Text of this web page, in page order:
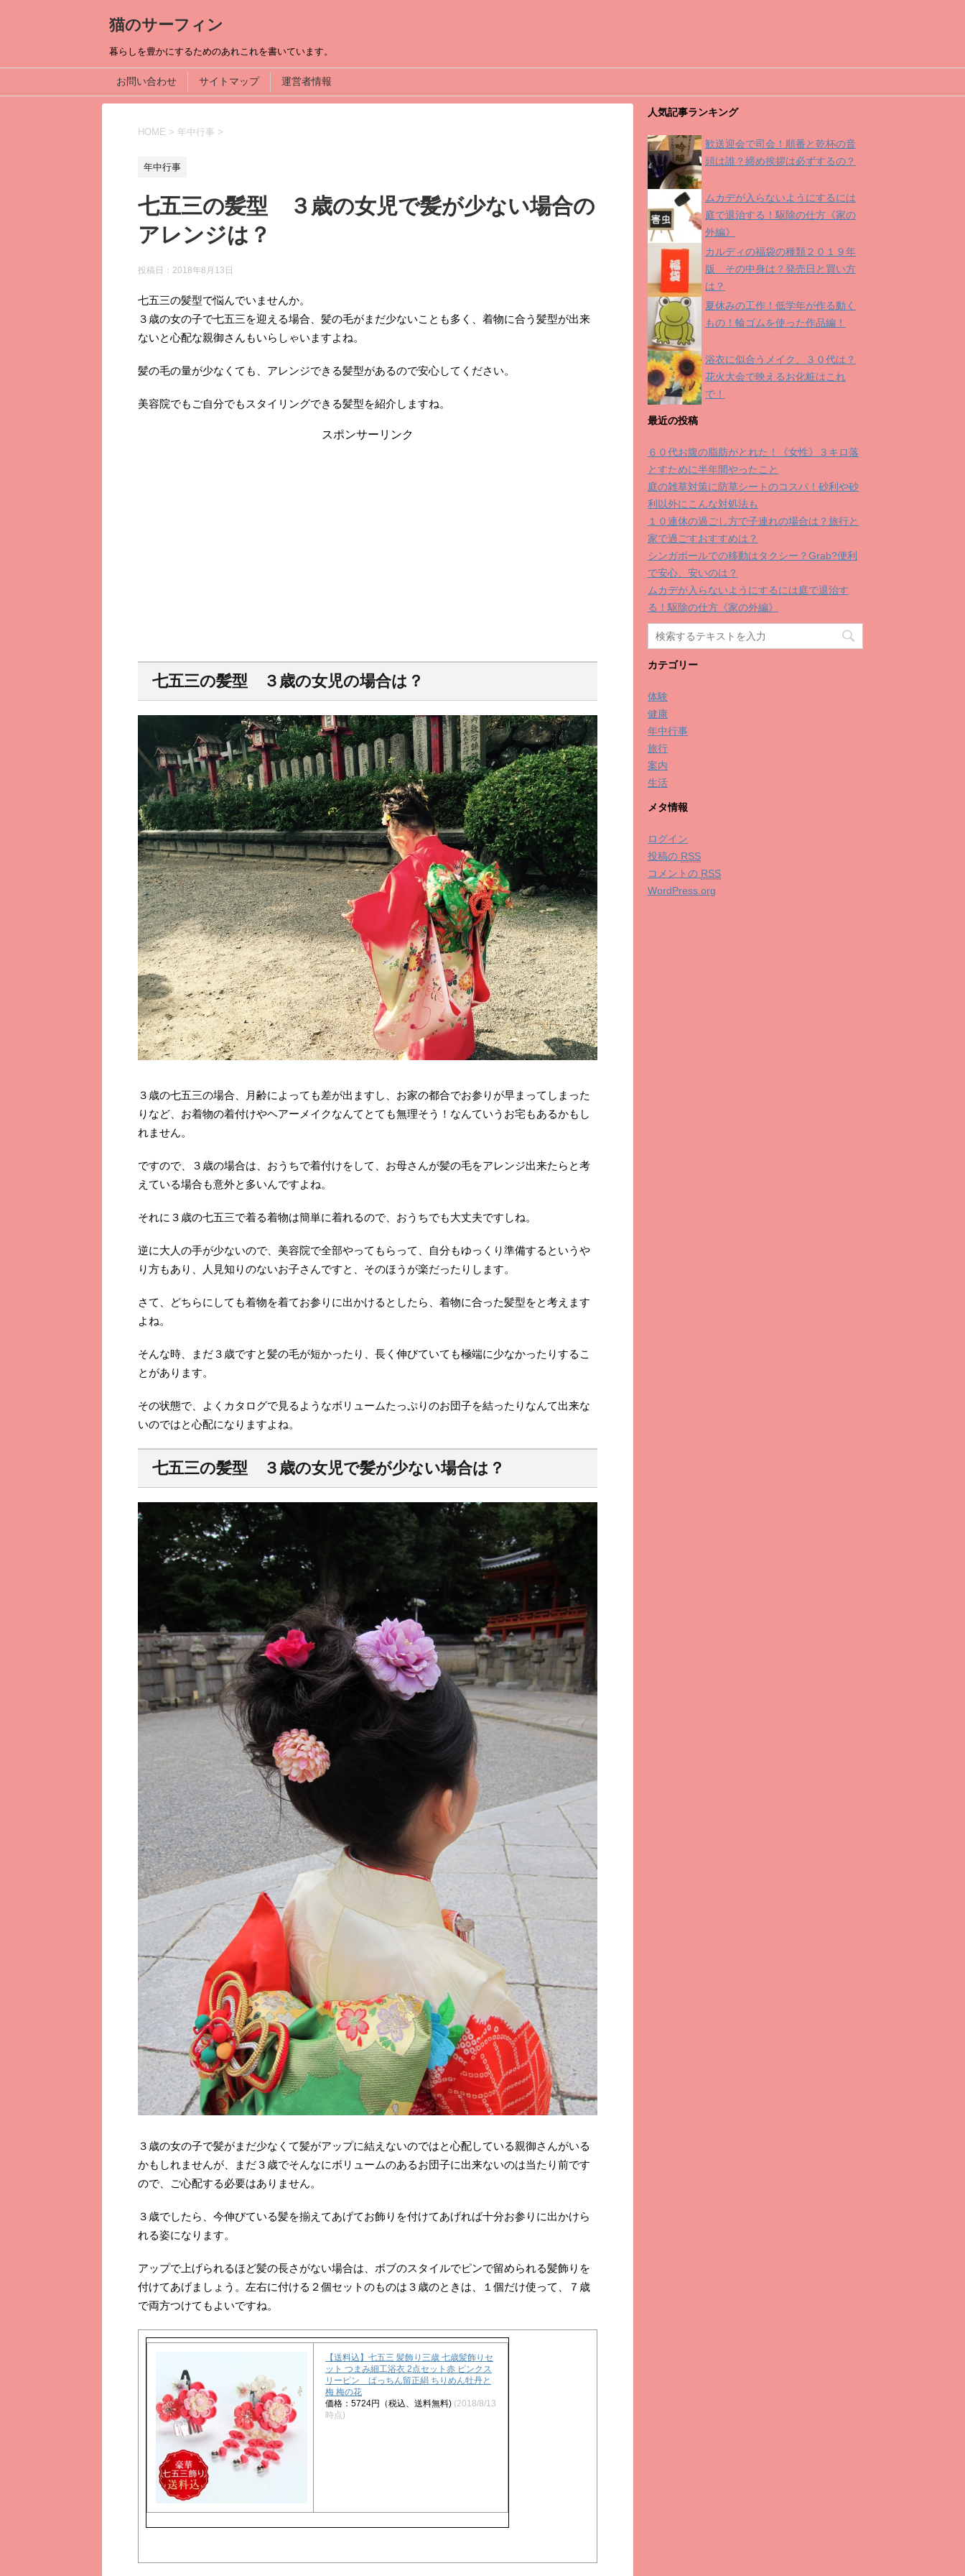
猫のサーフィン
暮らしを豊かにするためのあれこれを書いています。
お問い合わせ サイトマップ 運営者情報
HOME > 年中行事 >
年中行事
七五三の髪型 ３歳の女児で髪が少ない場合の
アレンジは？
投稿日： 2018年8月13日
七五三の髪型で悩んでいませんか。
３歳の女の子で七五三を迎える場合、髪の毛がまだ少ないことも多く、着物に合う髪型が出来
ないと心配な親御さんもいらしゃいますよね。
髪の毛の量が少なくても、アレンジできる髪型があるので安心してください。
美容院でもご自分でもスタイリングできる髪型を紹介しますね。
スポンサーリンク
七五三の髪型 ３歳の女児の場合は？
３歳の七五三の場合、月齢によっても差が出ますし、お家の都合でお参りが早まってしまった
りなど、お着物の着付けやヘアーメイクなんてとても無理そう！なんていうお宅もあるかもし
れません。
ですので、３歳の場合は、おうちで着付けをして、お母さんが髪の毛をアレンジ出来たらと考
えている場合も意外と多いんですよね。
それに３歳の七五三で着る着物は簡単に着れるので、おうちでも大丈夫ですしね。
逆に大人の手が少ないので、美容院で全部やってもらって、自分もゆっくり準備するというや
り方もあり、人見知りのないお子さんですと、そのほうが楽だったりします。
さて、どちらにしても着物を着てお参りに出かけるとしたら、着物に合った髪型をと考えます
よね。
そんな時、まだ３歳ですと髪の毛が短かったり、長く伸びていても極端に少なかったりするこ
とがあります。
その状態で、よくカタログで見るようなボリュームたっぷりのお団子を結ったりなんて出来な
いのではと心配になりますよね。
七五三の髪型 ３歳の女児で髪が少ない場合は？
３歳の女の子で髪がまだ少なくて髪がアップに結えないのではと心配している親御さんがいる
かもしれませんが、まだ３歳でそんなにボリュームのあるお団子に出来ないのは当たり前です
ので、ご心配する必要はありません。
３歳でしたら、今伸びている髪を揃えてあげてお飾りを付けてあげれば十分お参りに出かけら
れる姿になります。
アップで上げられるほど髪の長さがない場合は、ボブのスタイルでピンで留められる髪飾りを
付けてあげましょう。左右に付ける２個セットのものは３歳のときは、１個だけ使って、７歳
で両方つけてもよいですね。
【送料込】七五三 髪飾り三歳 七歳髪飾りセ
ット つまみ細工浴衣 2点セット赤 ピンクス
リーピン ぱっちん留正絹 ちりめん牡丹と
梅 梅の花
価格：5724円（税込、送料無料) (2018/8/13
時点)
人気記事ランキング
歓送迎会で司会！順番と乾杯の音
頭は誰？締め挨拶は必ずするの？
ムカデが入らないようにするには
庭で退治する！駆除の仕方《家の
外編》
カルディの福袋の種類２０１９年
版 その中身は？発売日と買い方
は？
夏休みの工作！低学年が作る動く
もの！輪ゴムを使った作品編！
浴衣に似合うメイク、３０代は？
花火大会で映えるお化粧はこれ
で！
最近の投稿
６０代お腹の脂肪がとれた！《女性》３キロ落
とすために半年間やったこと
庭の雑草対策に防草シートのコスパ！砂利や砂
利以外にこんな対処法も
１０連休の過ごし方で子連れの場合は？旅行と
家で過ごすおすすめは？
シンガポールでの移動はタクシー？Grab?便利
で安心、安いのは？
ムカデが入らないようにするには庭で退治す
る！駆除の仕方《家の外編》
カテゴリー
体験
健康
年中行事
旅行
案内
生活
メタ情報
ログイン
投稿の RSS
コメントの RSS
WordPress.org